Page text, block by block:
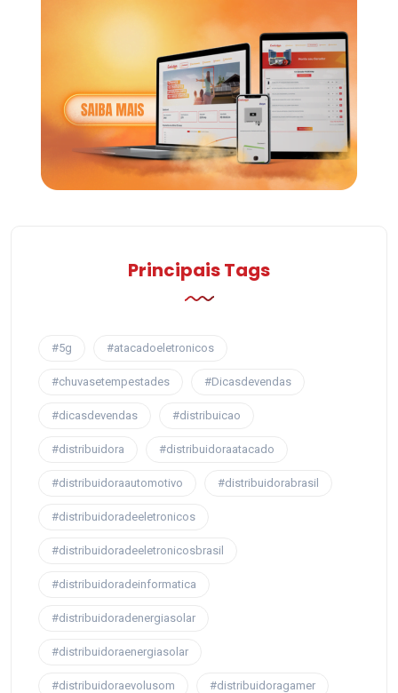
Principais Tags
#5g #atacadoeletronicos
#chuvasetempestades #Dicasdevendas
#dicasdevendas #distribuicao
#distribuidora #distribuidoraatacado
#distribuidoraautomotivo #distribuidorabrasil
#distribuidoradeeletronicos
#distribuidoradeeletronicosbrasil
#distribuidoradeinformatica
#distribuidoradenergiasolar
#distribuidoraenergiasolar
#distribuidoraevolusom #distribuidoragamer